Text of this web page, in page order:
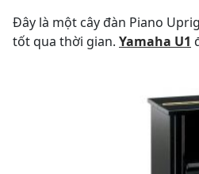
Đây là một cây đàn Piano
tốt qua thời gian. Yamaha U1